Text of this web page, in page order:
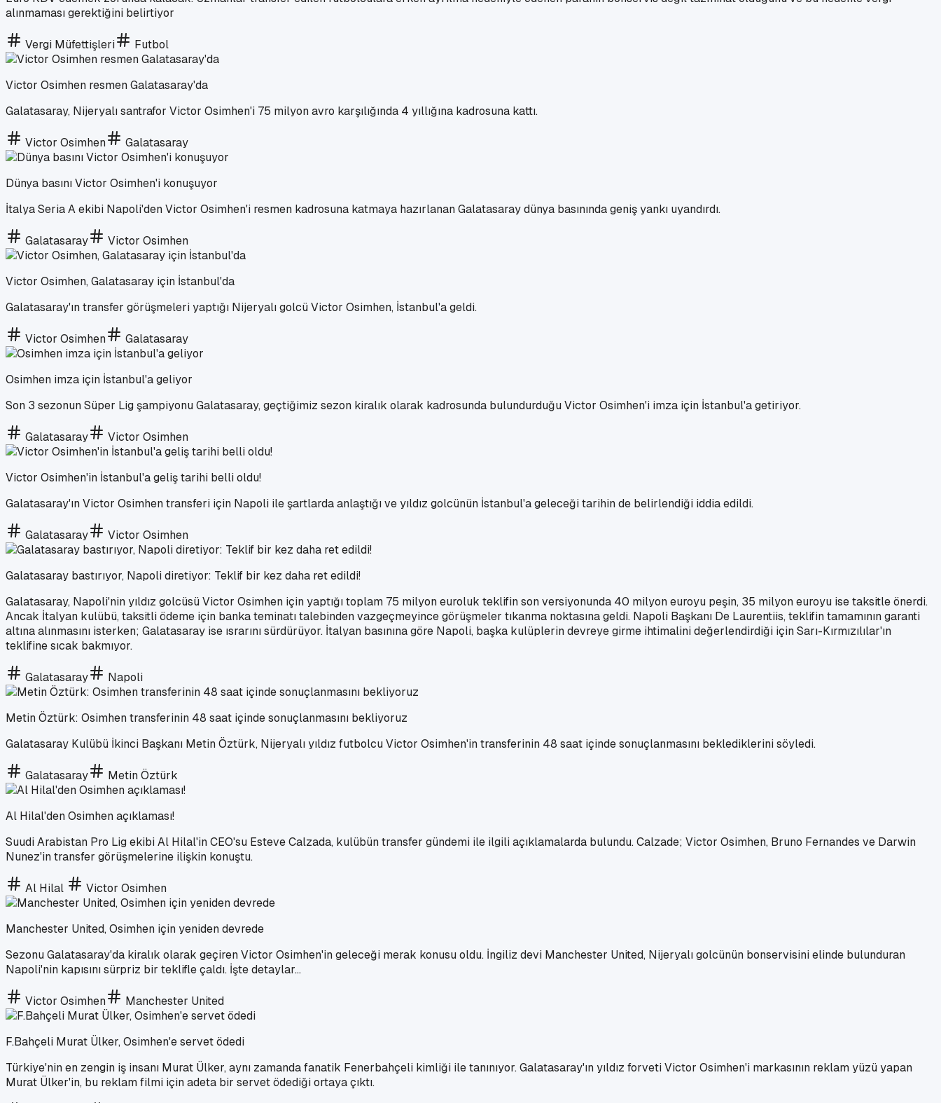
alınmaması gerektiğini belirtiyor
Vergi Müfettişleri Futbol
Victor Osimhen resmen Galatasaray'da
Galatasaray, Nijeryalı santrafor Victor Osimhen'i 75 milyon avro karşılığında 4 yıllığına kadrosuna kattı.
Victor Osimhen Galatasaray
Dünya basını Victor Osimhen'i konuşuyor
İtalya Seria A ekibi Napoli'den Victor Osimhen'i resmen kadrosuna katmaya hazırlanan Galatasaray dünya basınında geniş yankı uyandırdı.
Galatasaray Victor Osimhen
Victor Osimhen, Galatasaray için İstanbul'da
Galatasaray'ın transfer görüşmeleri yaptığı Nijeryalı golcü Victor Osimhen, İstanbul'a geldi.
Victor Osimhen Galatasaray
Osimhen imza için İstanbul'a geliyor
Son 3 sezonun Süper Lig şampiyonu Galatasaray, geçtiğimiz sezon kiralık olarak kadrosunda bulundurduğu Victor Osimhen'i imza için İstanbul'a getiriyor.
Galatasaray Victor Osimhen
Victor Osimhen'in İstanbul'a geliş tarihi belli oldu!
Galatasaray'ın Victor Osimhen transferi için Napoli ile şartlarda anlaştığı ve yıldız golcünün İstanbul'a geleceği tarihin de belirlendiği iddia edildi.
Galatasaray Victor Osimhen
Galatasaray bastırıyor, Napoli diretiyor: Teklif bir kez daha ret edildi!
Galatasaray, Napoli'nin yıldız golcüsü Victor Osimhen için yaptığı toplam 75 milyon euroluk teklifin son versiyonunda 40 milyon euroyu peşin, 35 milyon euroyu ise taksitle önerdi.
Ancak İtalyan kulübü, taksitli ödeme için banka teminatı talebinden vazgeçmeyince görüşmeler tıkanma noktasına geldi. Napoli Başkanı De Laurentiis, teklifin tamamının garanti
altına alınmasını isterken; Galatasaray ise ısrarını sürdürüyor. İtalyan basınına göre Napoli, başka kulüplerin devreye girme ihtimalini değerlendirdiği için Sarı-Kırmızılılar'ın
teklifine sıcak bakmıyor.
Galatasaray Napoli
Metin Öztürk: Osimhen transferinin 48 saat içinde sonuçlanmasını bekliyoruz
Galatasaray Kulübü İkinci Başkanı Metin Öztürk, Nijeryalı yıldız futbolcu Victor Osimhen'in transferinin 48 saat içinde sonuçlanmasını beklediklerini söyledi.
Galatasaray Metin Öztürk
Al Hilal'den Osimhen açıklaması!
Suudi Arabistan Pro Lig ekibi Al Hilal'in CEO'su Esteve Calzada, kulübün transfer gündemi ile ilgili açıklamalarda bulundu. Calzade; Victor Osimhen, Bruno Fernandes ve Darwin
Nunez'in transfer görüşmelerine ilişkin konuştu.
Al Hilal Victor Osimhen
Manchester United, Osimhen için yeniden devrede
Sezonu Galatasaray'da kiralık olarak geçiren Victor Osimhen'in geleceği merak konusu oldu. İngiliz devi Manchester United, Nijeryalı golcünün bonservisini elinde bulunduran
Napoli'nin kapısını sürpriz bir teklifle çaldı. İşte detaylar...
Victor Osimhen Manchester United
F.Bahçeli Murat Ülker, Osimhen'e servet ödedi
Türkiye'nin en zengin iş insanı Murat Ülker, aynı zamanda fanatik Fenerbahçeli kimliği ile tanınıyor. Galatasaray'ın yıldız forveti Victor Osimhen'i markasının reklam yüzü yapan
Murat Ülker'in, bu reklam filmi için adeta bir servet ödediği ortaya çıktı.